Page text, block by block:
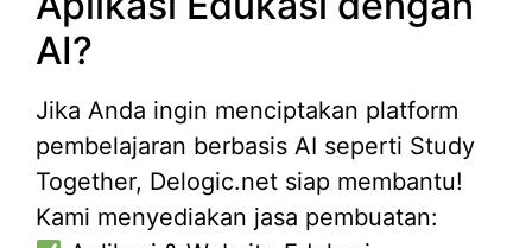
AI?
Jika Anda ingin menciptakan platform
pembelajaran berbasis AI seperti Study
Together, Delogic.net siap membantu!
Kami menyediakan jasa pembuatan: